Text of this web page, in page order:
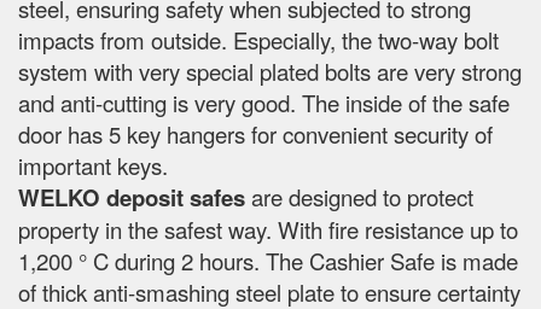
steel, ensuring safety when subjected to strong
impacts from outside. Especially, the two-way bolt
system with very special plated bolts are very strong
and anti-cutting is very good. The inside of the safe
door has 5 key hangers for convenient security of
important keys.
WELKO deposit safesare designed to protect
property in the safest way. With fire resistance up to
1,200 ° C during 2 hours. The Cashier Safe is made
of thick anti-smashing steel plate to ensure certainty